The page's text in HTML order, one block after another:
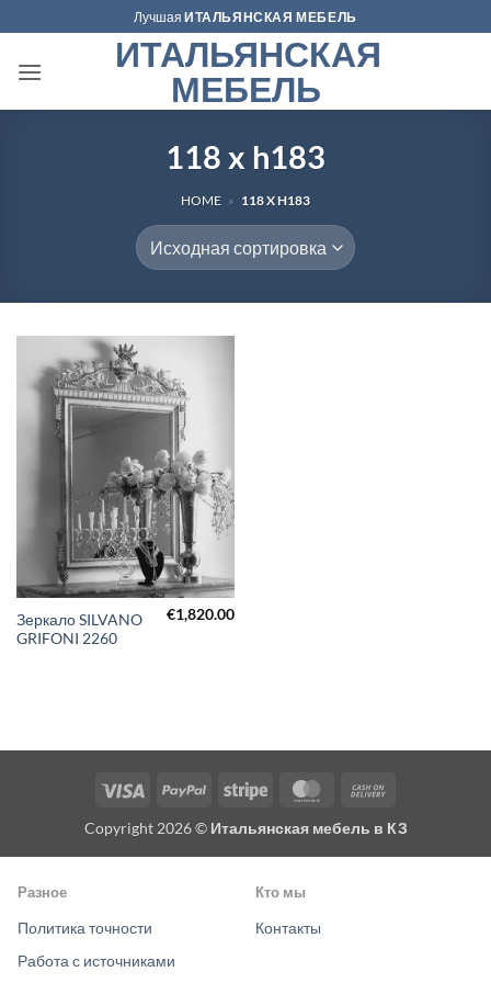
to
content
ЛучшаяИТАЛЬЯНСКАЯ МЕБЕЛЬ
ИТАЛЬЯНСКАЯ
МЕБЕЛЬ
118 x h183
HOME » 118 X H183
Зеркало SILVANO
GRIFONI 2260
€1,820.00
Visa PayPal Stripe MasterCard
Delivery
Copyright 2026 © Итальянская мебель в КЗ
Разное
Политика точности
Работа с источниками
Кто мы
Контакты